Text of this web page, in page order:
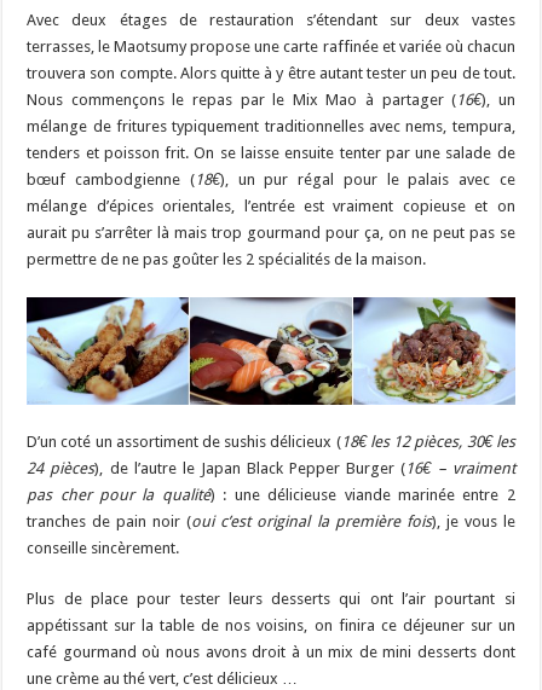
Avec deux étages de restauration s’étendant sur deux vastes
terrasses, le Maotsumy propose une carte raffinée et variée où chacun
trouvera son compte. Alors quitte à y être autant tester un peu de tout.
Nous commençons le repas par le Mix Mao à partager ( 16€), un
mélange de fritures typiquement traditionnelles avec nems, tempura,
tenders et poisson frit. On se laisse ensuite tenter par une salade de
bœuf cambodgienne (18€), un pur régal pour le palais avec ce
mélange d’épices orientales, l’entrée est vraiment copieuse et on
aurait pu s’arrêter là mais trop gourmand pour ça, on ne peut pas se
permettre de ne pas goûter les 2 spécialités de la maison.
D’un coté un assortiment de sushis délicieux (18€ les 12 pièces, 30€ les
24 pièces), de l’autre le Japan Black Pepper Burger ( 16€ – vraiment
pas cher pour la qualité) : une délicieuse viande marinée entre 2
tranches de pain noir (oui c’est original la première fois), je vous le
conseille sincèrement.
Plus de place pour tester leurs desserts qui ont l’air pourtant si
appétissant sur la table de nos voisins, on finira ce déjeuner sur un
café gourmand où nous avons droit à un mix de mini desserts dont
une crème au thé vert, c’est délicieux …